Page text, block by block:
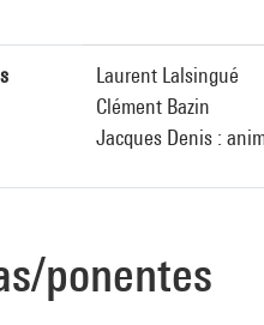
Laurent Lalsingué
Clément Bazin
Jacques Denis :
ponentes